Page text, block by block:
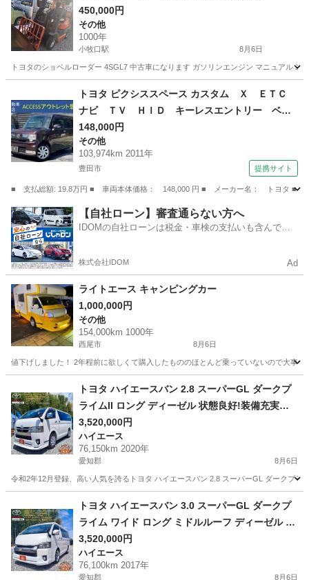
450,000円
その他
1000年
小牧口駅 8月6日
トヨタのショベルローダー 4SGL7 中古車になります ガソリンエンジン マニュアル
小牧口駅
トヨタ ピクシススペース カスタム Ｘ ＥＴＣ
ナビ ＴＶ ＨＩＤ キーレスエントリー ベン
チシート ＣＶＴ 盗難防止システム ＡＢＳ
衝突安全ボディ エアコン パワーステアリン
グ パワーウィンドウ 運転席エアバッグ 助手
148,000円
その他
103,974km 2011年
豊田市 提携サイト
■ 支払総額: 19.8万円 ■ 車両本体価格： 148,000 円 ■ メーカー名： トヨタ
愛知 豊田市 その他
【自社ローン】審査通らない方へ
IDOMの自社ローンは税金・車検の支払いも含んでい
株式会社IDOM Ad
ライトエース キャンピングカー
1,000,000円
その他
154,000km 1000年
西尾市 8月6日
値下げしました！ 2年程前に欲しくて購入したもののほとんど乗っていないので大事
その他 エース
トヨタ ハイエースバン 2.8 スーパーGL ダークプ
ライムII ロング ディーゼル 状態良好!装備充実の
特別仕様スーパーGL
3,520,000円
ハイエース
76,150km 2020年
愛知郡 8月6日
令和2年12月登録、高い人気を誇るトヨタ ハイエースバン 2.8 スーパーGL ダークプ
ハイエース
トヨタ ハイエースバン 3.0 スーパーGL ダークプ
ライム ワイド ロング ミドルルーフ ディーゼル 極
上状態!豪華フルカスタム
3,520,000円
ハイエース
76,100km 2017年
愛知郡 8月6日